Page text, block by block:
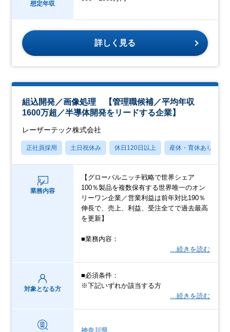
想定年収
詳しく見る
組込開発／画像処理 【管理職候補／平均年収
1600万超／半導体開発をリードする企業】
レーザーテック株式会社
正社員採用 土日祝休み 休日120日以上 産休・育休あり
業務内容
【グローバルニッチ戦略で世界シェア
100％製品を複数保有する世界唯一のオン
リーワン企業／営業利益は前年対比190％
伸長で、売上、利益、受注全てで過去最高
を更新】
■業務内容：
…続きを読む
対象となる方
■必須条件：
※下記いずれか該当する方
…続きを読む
神奈川県